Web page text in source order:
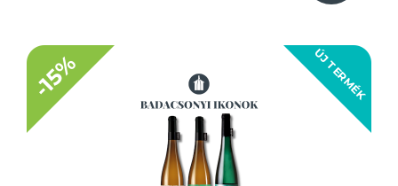
ÚJ TERMÉK
-15%